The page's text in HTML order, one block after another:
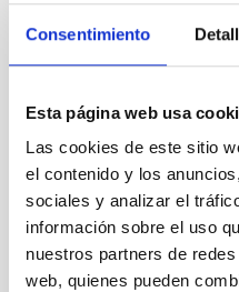
Consentimiento
Esta página web usa
Las cookies de este sitio
el contenido y los
sociales y analizar el
información sobre el uso
nuestros partners de
web, quienes pueden
Ana Rosa Mena y